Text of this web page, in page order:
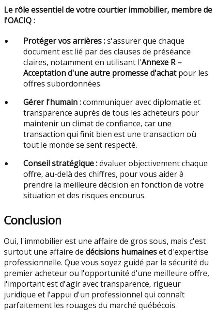
Le rôle essentiel de votre courtier immobilier, membre de
l'OACIQ :
Protéger vos arrières :s'assurer que chaque
document est lié par des clauses de préséance
claires, notamment en utilisant l'Annexe R –
Acceptation d'une autre promesse d'achatpour les
offres subordonnées.
Gérer l'humain :communiquer avec diplomatie et
transparence auprès de tous les acheteurs pour
maintenir un climat de confiance, car une
transaction qui finit bien est une transaction où
tout le monde se sent respecté.
Conseil stratégique :évaluer objectivement chaque
offre, au-delà des chiffres, pour vous aider à
prendre la meilleure décision en fonction de votre
situation et des risques encourus.
Conclusion
Oui, l'immobilier est une affaire de gros sous, mais c'est
surtout une affaire de décisions humaineset d'expertise
professionnelle. Que vous soyez guidé par la sécurité du
premier acheteur ou l'opportunité d'une meilleure offre,
l'important est d'agir avec transparence, rigueur
juridique et l'appui d'un professionnel qui connaît
parfaitement les rouages du marché québécois.